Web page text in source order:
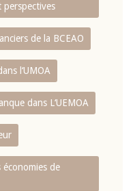
perspectives
de la BCEAO
l‘UMOA
dans L‘UEMOA
de